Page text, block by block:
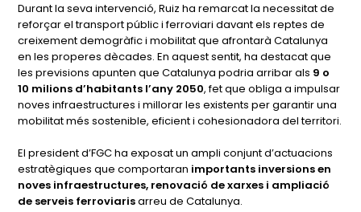
Durant la seva intervenció, Ruiz ha remarcat la necessitat de
reforçar el transport públic i ferroviari davant els reptes de
creixement demogràfic i mobilitat que afrontarà Catalunya
en les properes dècades. En aquest sentit, ha destacat que
les previsions apunten que Catalunya podria arribar als 9 o
10 milions d’habitants l’any 2050, fet que obliga a impulsar
noves infraestructures i millorar les existents per garantir una
mobilitat més sostenible, eficient i cohesionadora del territori.
El president d’FGC ha exposat un ampli conjunt d’actuacions
estratègiques que comportaran importants inversions en
noves infraestructures, renovació de xarxes i ampliació
de serveis ferroviarisarreu de Catalunya.